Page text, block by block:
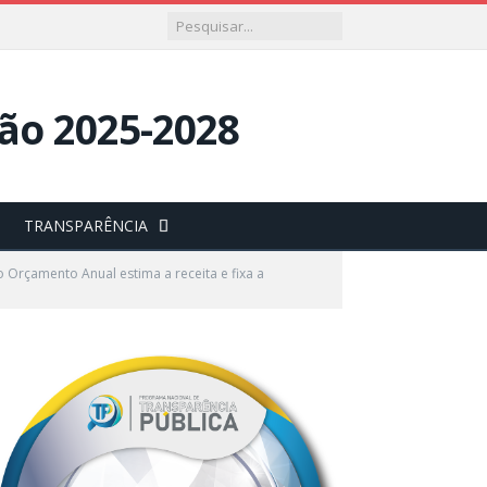
TRANSPARÊNCIA
Orçamento Anual estima a receita e fixa a